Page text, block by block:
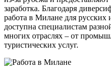
заработка. Благодаря
работа в Милане для русских
доступна специалистам
многих отраслях – от
туристических услуг.